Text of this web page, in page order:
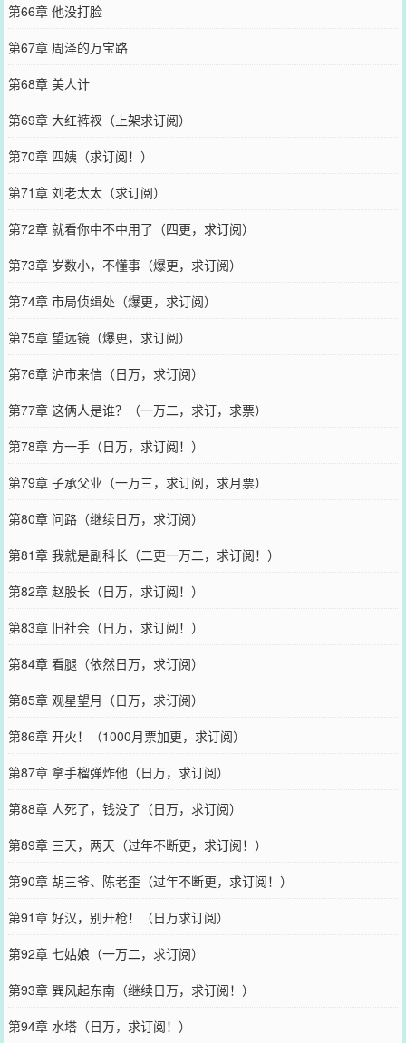
第66章 他没打脸
第67章 周泽的万宝路
第68章 美人计
第69章 大红裤衩（上架求订阅）
第70章 四姨（求订阅！）
第71章 刘老太太（求订阅）
第72章 就看你中不中用了（四更，求订阅）
第73章 岁数小，不懂事（爆更，求订阅）
第74章 市局侦缉处（爆更，求订阅）
第75章 望远镜（爆更，求订阅）
第76章 沪市来信（日万，求订阅）
第77章 这俩人是谁？（一万二，求订，求票）
第78章 方一手（日万，求订阅！）
第79章 子承父业（一万三，求订阅，求月票）
第80章 问路（继续日万，求订阅）
第81章 我就是副科长（二更一万二，求订阅！）
第82章 赵股长（日万，求订阅！）
第83章 旧社会（日万，求订阅！）
第84章 看腿（依然日万，求订阅）
第85章 观星望月（日万，求订阅）
第86章 开火！（1000月票加更，求订阅）
第87章 拿手榴弹炸他（日万，求订阅）
第88章 人死了，钱没了（日万，求订阅）
第89章 三天，两天（过年不断更，求订阅！）
第90章 胡三爷、陈老歪（过年不断更，求订阅！）
第91章 好汉，别开枪！（日万求订阅）
第92章 七姑娘（一万二，求订阅）
第93章 巽风起东南（继续日万，求订阅！）
第94章 水塔（日万，求订阅！）